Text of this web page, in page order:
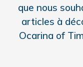
que nous
articles à
Ocarina of